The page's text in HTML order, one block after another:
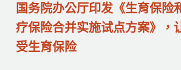
国务院办公厅印发《生育保险
疗保险合并实施试点方案》，
受生育保险